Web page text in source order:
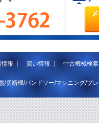
情報｜買い情報｜中古機械検索
/切断機/バンドソー/マシニング/プ